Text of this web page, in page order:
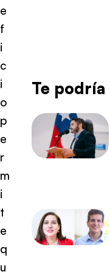
e
f
i
c
i
o
p
e
r
m
i
t
e
q
u
Te